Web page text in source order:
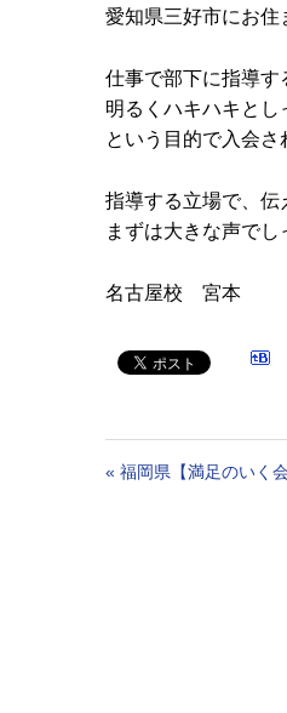
愛知県三好市にお住
仕事で部下に指導す
明るくハキハキと
という目的で入会さ
指導する立場で、伝
まずは大きな声で
名古屋校 宮本
« 福岡県【満足のいく会